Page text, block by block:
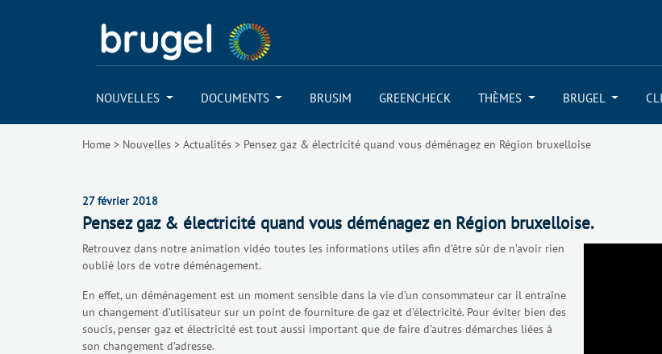
NOUVELLES DOCUMENTS BRUSIM GREENCHECK THÈMES BRUGEL
Home > Nouvelles > Actualités > Pensez gaz & électricité quand vous déménagez en Région bruxelloise
27 février 2018
Pensez gaz & électricité quand vous déménagez en Région bruxelloise.
Retrouvez dans notre animation vidéo toutes les informations utiles afin d’être sûr de n’avoir rien
oublié lors de votre déménagement.
En effet, un déménagement est un moment sensible dans la vie d’un consommateur car il entraîne
un changement d’utilisateur sur un point de fourniture de gaz et d’électricité. Pour éviter bien des
soucis, penser gaz et électricité est tout aussi important que de faire d’autres démarches liées à
son changement d’adresse.